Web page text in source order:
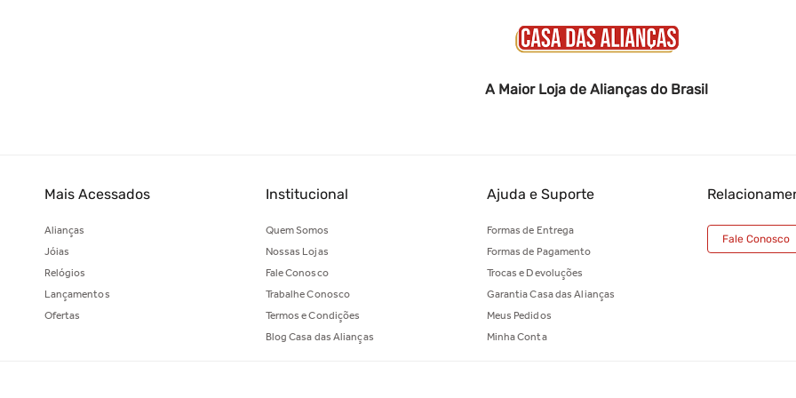
A Maior Loja de Alianças do Brasil
Mais Acessados
Alianças
Jóias
Relógios
Lançamentos
Ofertas
Institucional
Quem Somos
Nossas Lojas
Fale Conosco
Trabalhe Conosco
Termos e Condições
Blog Casa das Alianças
Ajuda e Suporte
Formas de Entrega
Formas de Pagamento
Trocas e Devoluções
Garantia Casa das Alianças
Meus Pedidos
Minha Conta
Fale Conosco